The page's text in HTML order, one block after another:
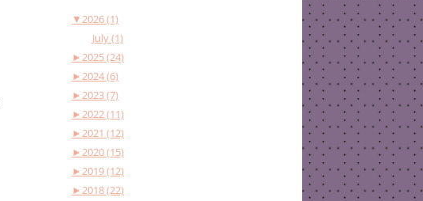
▼2026 (1)
July (1)
►2025 (24)
►2024 (6)
►2023 (7)
►2022 (11)
►2021 (12)
►2020 (15)
►2019 (12)
►2018 (22)